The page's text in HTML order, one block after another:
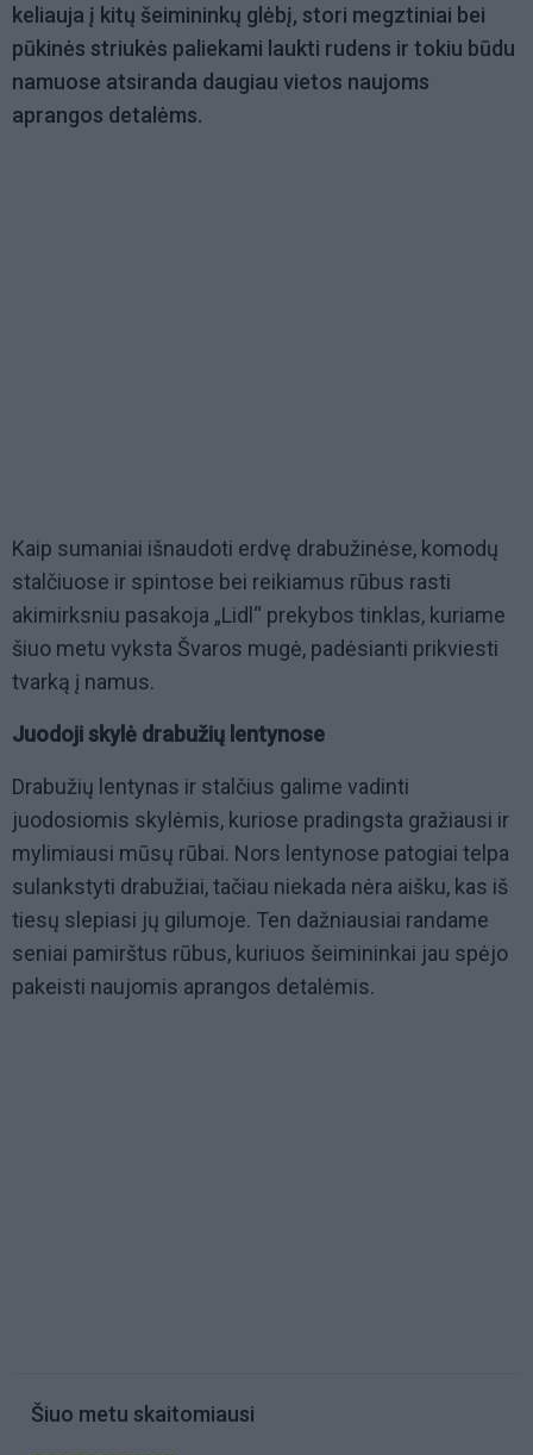
keliauja į kitų šeimininkų glėbį, stori megztiniai bei
pūkinės striukės paliekami laukti rudens ir tokiu būdu
namuose atsiranda daugiau vietos naujoms
aprangos detalėms.
Kaip sumaniai išnaudoti erdvę drabužinėse, komodų
stalčiuose ir spintose bei reikiamus rūbus rasti
akimirksniu pasakoja „Lidl“ prekybos tinklas, kuriame
šiuo metu vyksta Švaros mugė, padėsianti prikviesti
tvarką į namus.
Juodoji skylė drabužių lentynose
Drabužių lentynas ir stalčius galime vadinti
juodosiomis skylėmis, kuriose pradingsta gražiausi ir
mylimiausi mūsų rūbai. Nors lentynose patogiai telpa
sulankstyti drabužiai, tačiau niekada nėra aišku, kas iš
tiesų slepiasi jų gilumoje. Ten dažniausiai randame
seniai pamirštus rūbus, kuriuos šeimininkai jau spėjo
pakeisti naujomis aprangos detalėmis.
Šiuo metu skaitomiausi